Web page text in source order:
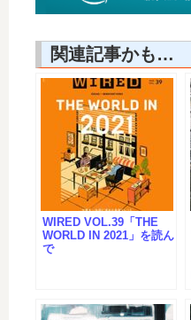
関連記事かも…
WIRED VOL.39「THE
WORLD IN 2021」を読ん
で